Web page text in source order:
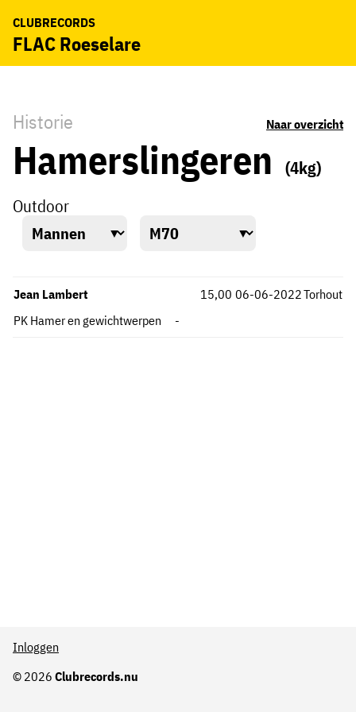
CLUBRECORDS
FLAC Roeselare
Historie Naar overzicht
Hamerslingeren
(4kg)
Outdoor
Jean Lambert
Torhout
PK Hamer en gewichtwerpen
15,00
-
06-06-2022
© 2026 Clubrecords.nu
Inloggen